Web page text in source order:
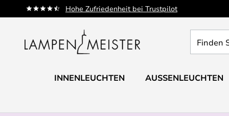
Hohe Zufriedenheit bei Trustpilot
Zum
Inhalt
Sie
Leuchte...
INNENLEUCHTEN AUSSENLEUCHTEN